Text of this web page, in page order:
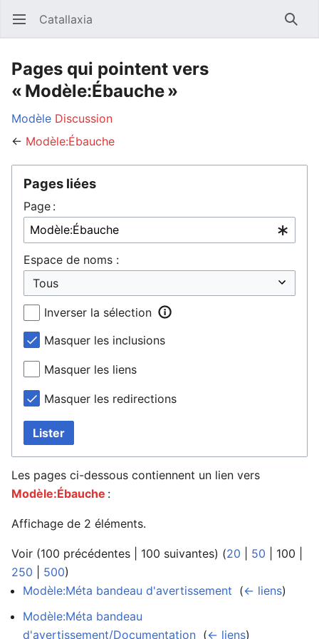
Ouvrir le menu principal Catallaxia
Pages qui pointent vers
« Modèle:Ébauche »
Modèle Discussion
← Modèle:Ébauche
Pages liées
Page :
Espace de noms :
Inverser la sélection
Masquer les inclusions
Masquer les liens
Masquer les redirections
Lister
Les pages ci-dessous contiennent un lien vers
Modèle:Ébauche :
Affichage de 2 éléments.
Voir (100 précédentes 100 suivantes) (20 50 100
250
500)
Modèle:Méta bandeau d'avertissement (← liens)
Modèle:Méta bandeau
d'avertissement/Documentation (← liens)